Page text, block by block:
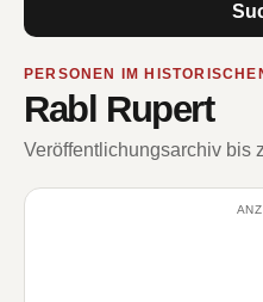
PERSONEN IM
Rabl Rupert
Veröffentlichungsarchiv bis